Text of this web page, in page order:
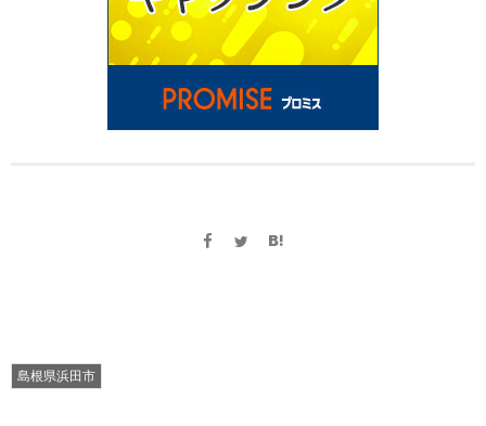
島根県浜田市